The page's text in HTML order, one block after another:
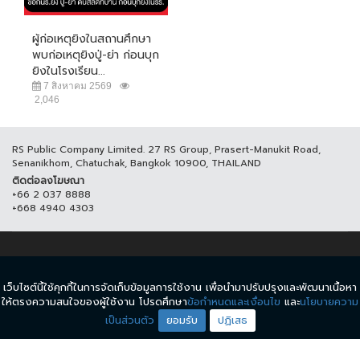
ผู้ก่อเหตุยิงในสถานศึกษา
พบก่อเหตุยิงปู่-ย่า ก่อนบุก
ยิงในโรงเรียน...
7 สิงหาคม 2569
2,046
RS Public Company Limited. 27 RS Group, Prasert-Manukit Road,
Senanikhom, Chatuchak, Bangkok 10900, THAILAND
ติดต่อลงโฆษณา
+66 2 037 8888
+668 4940 4303
© COPYRIGHT 2017 THAICH8.COM, ALL RIGHT RESERVED.
ข้อกำหนดและเงื่อนไข นโยบายความเป็นส่วนตัว
เว็บไซต์นี้ใช้คุกกี้ในการจัดเก็บข้อมูลการใช้งาน เพื่อนำมาปรับปรุงและพัฒนาเนื้อหา
ให้ตรงความสนใจของผู้ใช้งาน โปรดศึกษาข้อกำหนดและเงื่อนไข และนโยบายความ
เป็นส่วนตัว
ยอมรับ ปฏิเสธ